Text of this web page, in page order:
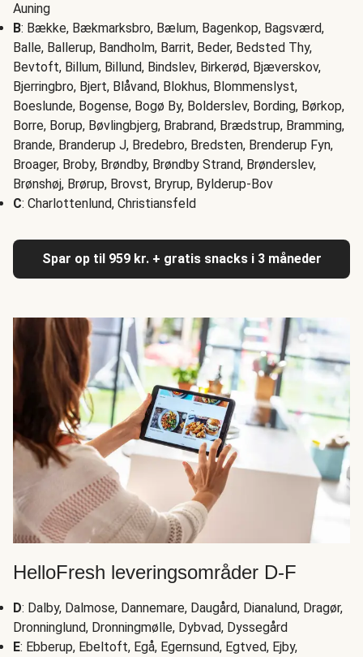
Auning
B: Bække, Bækmarksbro, Bælum, Bagenkop, Bagsværd,
Balle, Ballerup, Bandholm, Barrit, Beder, Bedsted Thy,
Bevtoft, Billum, Billund, Bindslev, Birkerød, Bjæverskov,
Bjerringbro, Bjert, Blåvand, Blokhus, Blommenslyst,
Boeslunde, Bogense, Bogø By, Bolderslev, Bording, Børkop,
Borre, Borup, Bøvlingbjerg, Brabrand, Brædstrup, Bramming,
Brande, Branderup J, Bredebro, Bredsten, Brenderup Fyn,
Broager, Broby, Brøndby, Brøndby Strand, Brønderslev,
Brønshøj, Brørup, Brovst, Bryrup, Bylderup-Bov
C: Charlottenlund, Christiansfeld
Spar op til 959 kr. + gratis snacks i 3 måneder
HelloFresh leveringsområder D-F
D: Dalby, Dalmose, Dannemare, Daugård, Dianalund, Dragør,
Dronninglund, Dronningmølle, Dybvad, Dyssegård
E: Ebberup, Ebeltoft, Egå, Egernsund, Egtved, Ejby,